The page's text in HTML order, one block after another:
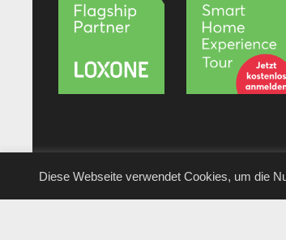
Diese Webseite verwendet Cookies, um die